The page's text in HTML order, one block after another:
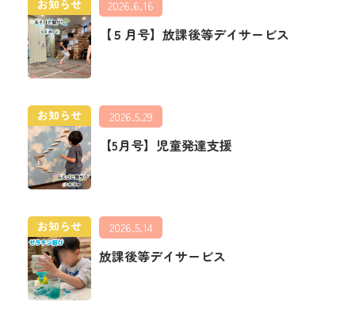
お知らせ
【５月号】放課後等デイサービス
2026.6.16
お知らせ
【5月号】児童発達支援
2026.5.29
お知らせ
放課後等デイサービス
2026.5.14